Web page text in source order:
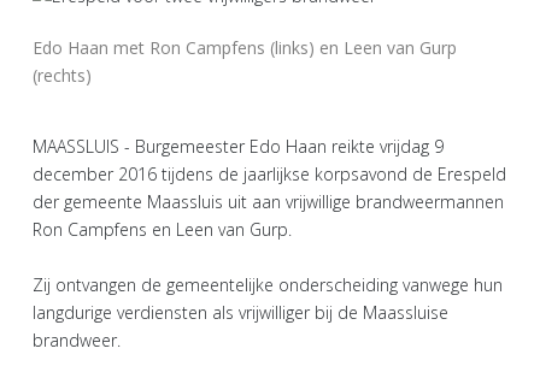
Edo Haan met Ron Campfens (links) en Leen van Gurp
(rechts)
MAASSLUIS - Burgemeester Edo Haan reikte vrijdag 9
december 2016 tijdens de jaarlijkse korpsavond de Erespeld
der gemeente Maassluis uit aan vrijwillige brandweermannen
Ron Campfens en Leen van Gurp.
Zij ontvangen de gemeentelijke onderscheiding vanwege hun
langdurige verdiensten als vrijwilliger bij de Maassluise
brandweer.